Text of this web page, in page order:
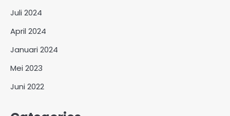
Juli 2024
April 2024
Januari 2024
Mei 2023
Juni 2022